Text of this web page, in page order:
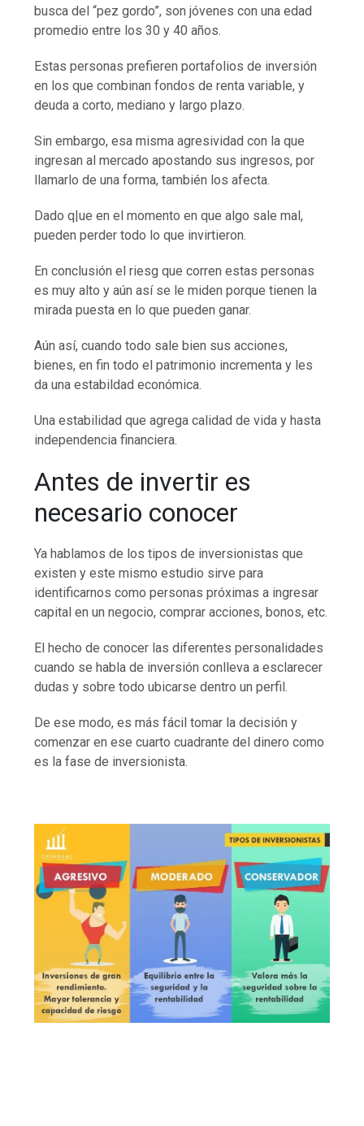
busca del “pez gordo”, son jóvenes con una edad
promedio entre los 30 y 40 años.
Estas personas prefieren portafolios de inversión
en los que combinan fondos de renta variable, y
deuda a corto, mediano y largo plazo.
Sin embargo, esa misma agresividad con la que
ingresan al mercado apostando sus ingresos, por
llamarlo de una forma, también los afecta.
Dado q|ue en el momento en que algo sale mal,
pueden perder todo lo que invirtieron.
En conclusión el riesg que corren estas personas
es muy alto y aún así se le miden porque tienen la
mirada puesta en lo que pueden ganar.
Aún así, cuando todo sale bien sus acciones,
bienes, en fin todo el patrimonio incrementa y les
da una estabildad económica.
Una estabilidad que agrega calidad de vida y hasta
independencia financiera.
Antes de invertir es
necesario conocer
Ya hablamos de los tipos de inversionistas que
existen y este mismo estudio sirve para
identificarnos como personas próximas a ingresar
capital en un negocio, comprar acciones, bonos, etc.
El hecho de conocer las diferentes personalidades
cuando se habla de inversión conlleva a esclarecer
dudas y sobre todo ubicarse dentro un perfil.
De ese modo, es más fácil tomar la decisión y
comenzar en ese cuarto cuadrante del dinero como
es la fase de inversionista.